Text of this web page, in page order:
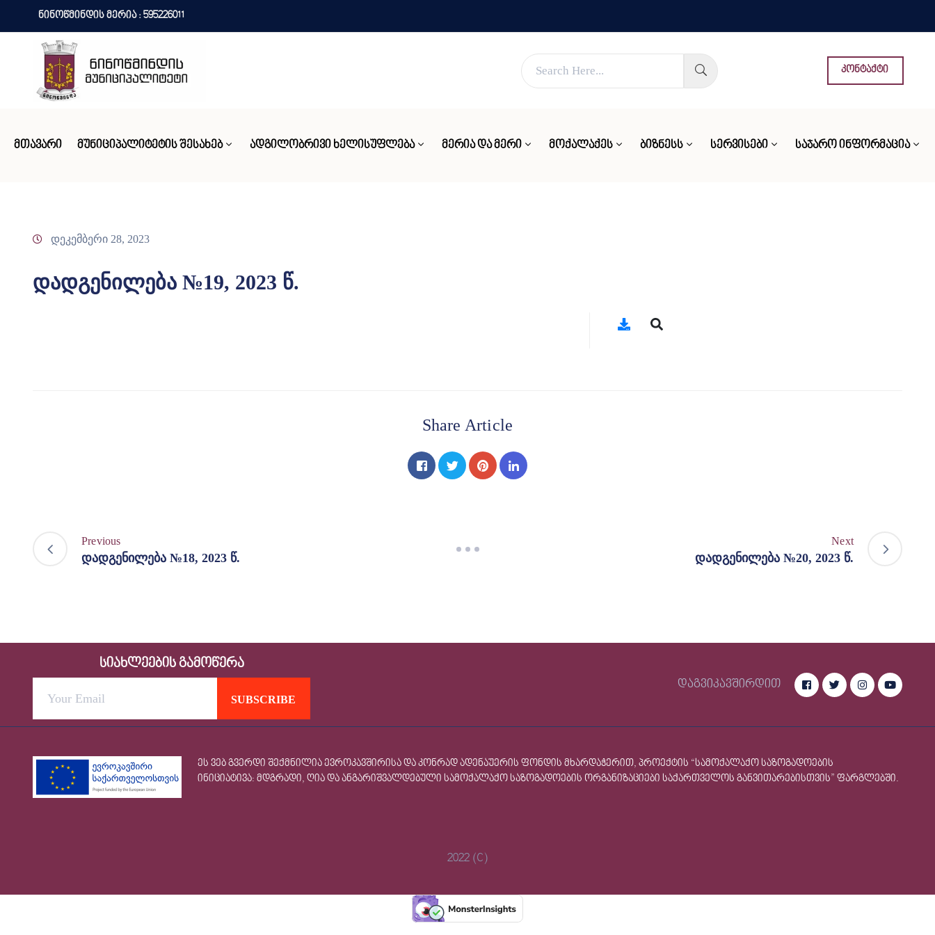
ნინოწმინდის მერია : 595226011
კონტაქტი
ᲛᲗᲐᲕᲐᲠᲘ ᲛᲣᲜᲘᲪᲘᲞᲐᲚᲘᲢᲔᲢᲘᲡ ᲨᲔᲡᲐᲮᲔᲑ ᲐᲓᲒᲘᲚᲝᲑᲠᲘᲕᲘ ᲮᲔᲚᲘᲡᲣᲤᲚᲔᲑᲐ ᲛᲔᲠᲘᲐ ᲓᲐ ᲛᲔᲠᲘ ᲛᲝᲥᲐᲚᲐᲥᲔᲡ ᲑᲘᲖᲜᲔᲡᲡ ᲡᲔᲠᲕᲘᲡᲔᲑᲘ ᲡᲐᲯᲐᲠᲝ ᲘᲜᲤᲝᲠᲛᲐᲪᲘᲐ
დეკემბერი 28, 2023
დადგენილება №19, 2023 წ.
Share Article
Previous
დადგენილება №18, 2023 წ.
Next
დადგენილება №20, 2023 წ.
სიახლეების გამოწერა
დაგვიკავშირდით
ეს ვებ გვერდი შექმნილია ევროკავშირისა და კონრად ადენაუერის ფონდის მხარდაჭერით, პროექტის “სამოქალაქო საზოგადოების
ინიციატივა: მდგრადი, ღია და ანგარიშვალდებული სამოქალაქო საზოგადოების ორგანიზაციები საქართველოს განვითარებისთვის” ფარგლებში.
2022 (C)